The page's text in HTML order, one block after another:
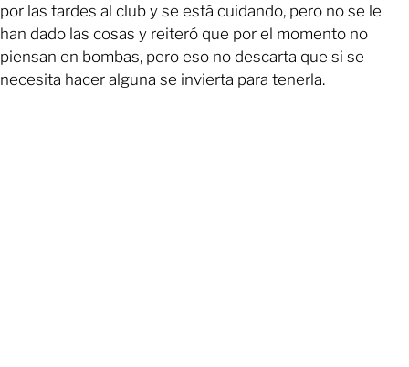
por las tardes al club y se está cuidando, pero no se le
han dado las cosas y reiteró que por el momento no
piensan en bombas, pero eso no descarta que si se
necesita hacer alguna se invierta para tenerla.